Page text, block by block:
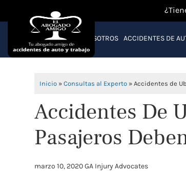
NOSOTROS ACCIDENTES DE
Inicio »Consultas al Experto »Accidentes de
Accidentes De
Pasajeros
marzo 10, 2020GA Injury Advocates